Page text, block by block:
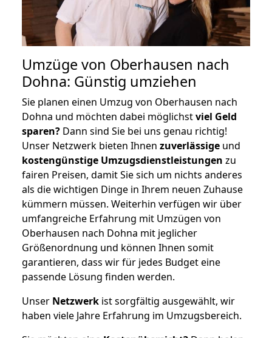
Umzüge von Oberhausen nach
Dohna: Günstig umziehen
Sie planen einen Umzug von Oberhausen nach
Dohna und möchten dabei möglichstviel Geld
sparen? Dann sind Sie bei uns genau richtig!
Unser Netzwerk bieten Ihnen zuverlässige und
kostengünstige Umzugsdienstleistungen zu
fairen Preisen, damit Sie sich um nichts anderes
als die wichtigen Dinge in Ihrem neuen Zuhause
kümmern müssen. Weiterhin verfügen wir über
umfangreiche Erfahrung mit Umzügen von
Oberhausen nach Dohna mit jeglicher
Größenordnung und können Ihnen somit
garantieren, dass wir für jedes Budget eine
passende Lösung finden werden.
Unser Netzwerk ist sorgfältig ausgewählt, wir
haben viele Jahre Erfahrung im Umzugsbereich.